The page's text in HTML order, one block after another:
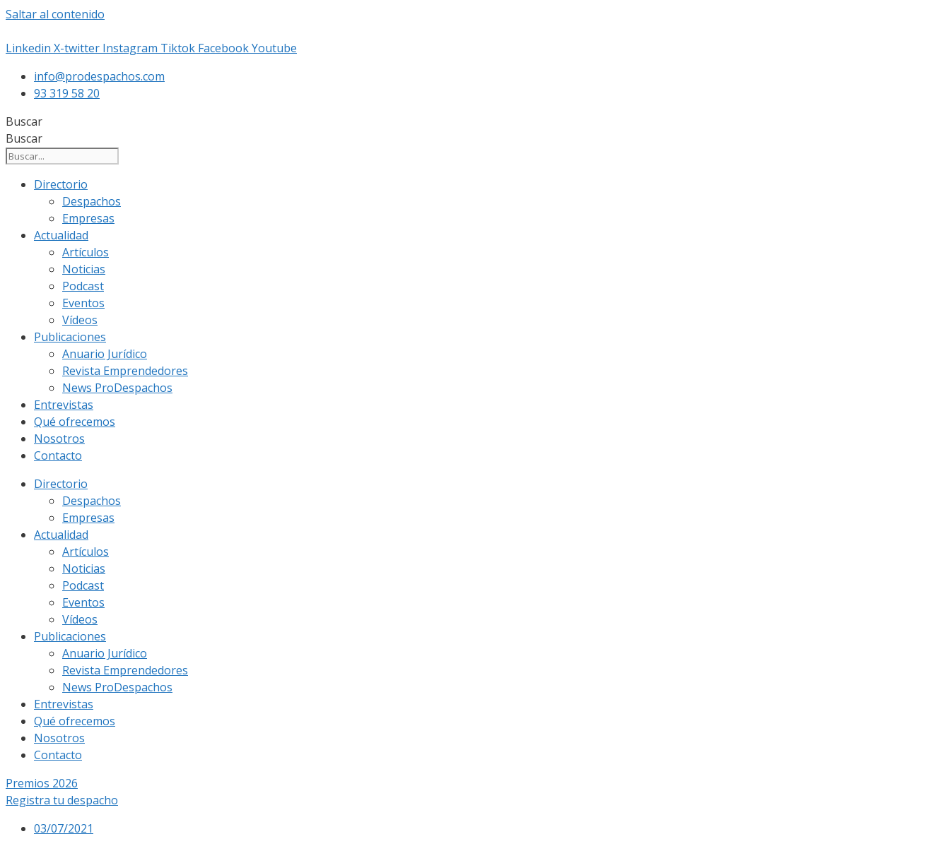
Saltar al contenido
Linkedin X-twitter Instagram Tiktok FacebookYoutube
info@prodespachos.com
93 319 58 20
Buscar
Buscar
Directorio
Despachos
Empresas
Actualidad
Artículos
Noticias
Podcast
Eventos
Vídeos
Publicaciones
Anuario Jurídico
Revista Emprendedores
News ProDespachos
Entrevistas
Qué ofrecemos
Nosotros
Contacto
Directorio
Despachos
Empresas
Actualidad
Artículos
Noticias
Podcast
Eventos
Vídeos
Publicaciones
Anuario Jurídico
Revista Emprendedores
News ProDespachos
Entrevistas
Qué ofrecemos
Nosotros
Contacto
Premios 2026
Registra tu despacho
03/07/2021